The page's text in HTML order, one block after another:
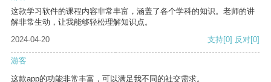
这款学习软件的课程内容非常丰富，涵盖了各个学科的知识。老师的讲
解非常生动，让我能够轻松理解知识点。
2024-04-20
支持[0] 反对[0]
游客
这款app的功能非常丰富，可以满足我不同的社交需求。